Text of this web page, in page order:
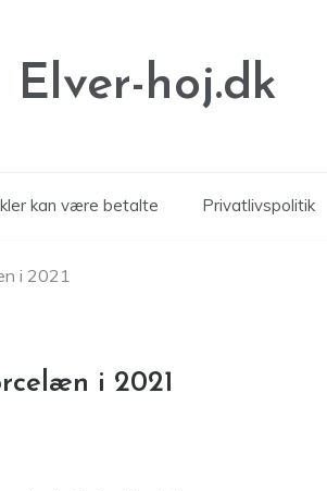
Elver-hoj.dk
kan være betalte Privatlivspolitik
i 2021
i 2021